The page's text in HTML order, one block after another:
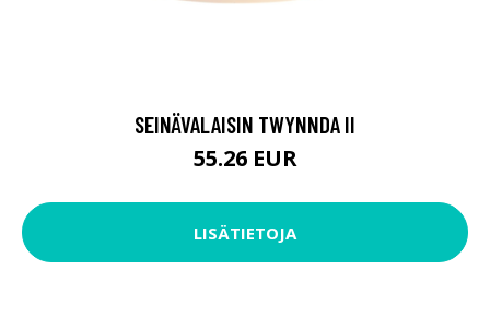
SEINÄVALAISIN TWYNNDA II
55.26 EUR
LISÄTIETOJA